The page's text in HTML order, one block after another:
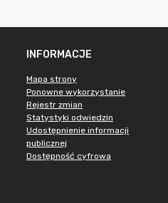
INFORMACJE
Mapa strony
Ponowne wykorzystanie
Rejestr zmian
Statystyki odwiedzin
Udostępnienie informacji
publicznej
Dostępność cyfrowa